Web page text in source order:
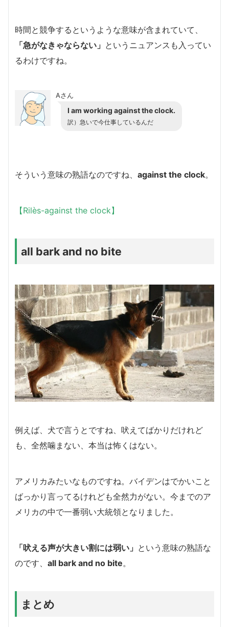
時間と競争するというような意味が含まれていて、
「急がなきゃならない」 というニュアンスも入ってい
るわけですね。
Aさん
I am working against the clock.
訳）急いで今仕事しているんだ
そういう意味の熟語なのですね、 against the clock。
【Rilès-against the clock】
all bark and no bite
例えば、犬で言うとですね、吠えてばかりだけれど
も、全然噛まない、本当は怖くはない。
アメリカみたいなものですね。バイデンはでかいこと
ばっかり言ってるけれども全然力がない。 今までのア
メリカの中で一番弱い大統領となりました。
「吠える声が大きい割には弱い」 という意味の熟語な
のです、 all bark and no bite。
まとめ